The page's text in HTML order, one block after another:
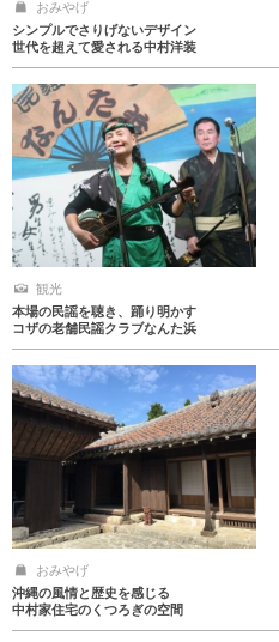
おみやげ
シンプルでさりげないデザイン
世代を超えて愛される中村洋装
観光
本場の民謡を聴き、踊り明かす
コザの老舗民謡クラブなんた浜
おみやげ
沖縄の風情と歴史を感じる
中村家住宅のくつろぎの空間